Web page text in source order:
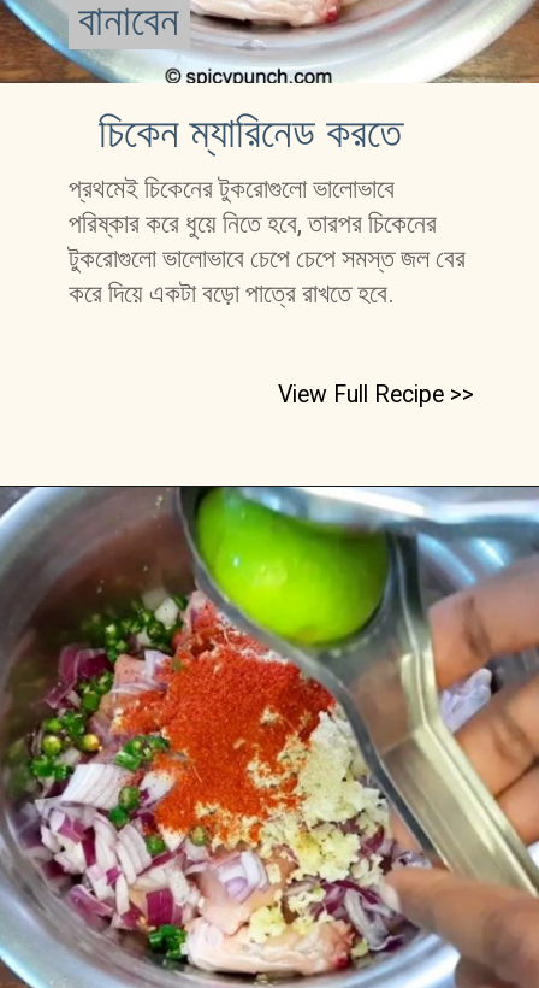
প্রথমেই চিকেনের টুকরোগুলো ভালোভাবে
পরিষ্কার করে ধুয়ে নিতে হবে, তারপর চিকেনের
টুকরোগুলো ভালোভাবে চেপে চেপে সমস্ত জল বের
করে দিয়ে একটা বড়ো পাত্রে রাখতে হবে.
চিকেন ম্যারিনেড করতে
বানাবেন
বানাবেন
View Full Recipe >>